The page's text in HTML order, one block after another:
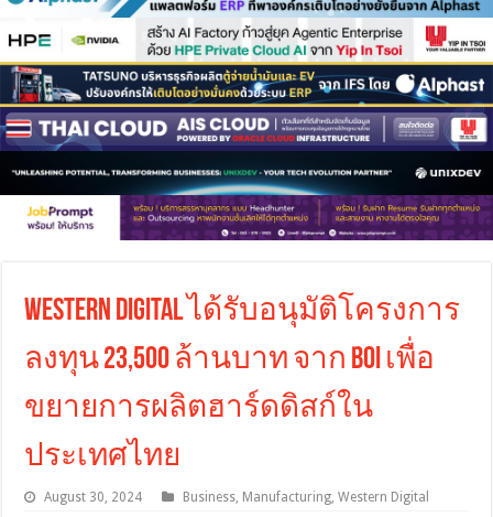
Western Digital ได้รับอนุมัติโครงการ
ลงทุน 23,500 ล้านบาท จาก BOI เพื่อ
ขยายการผลิตฮาร์ดดิสก์ใน
ประเทศไทย
August 30, 2024 Business Manufacturing ,Western Digital